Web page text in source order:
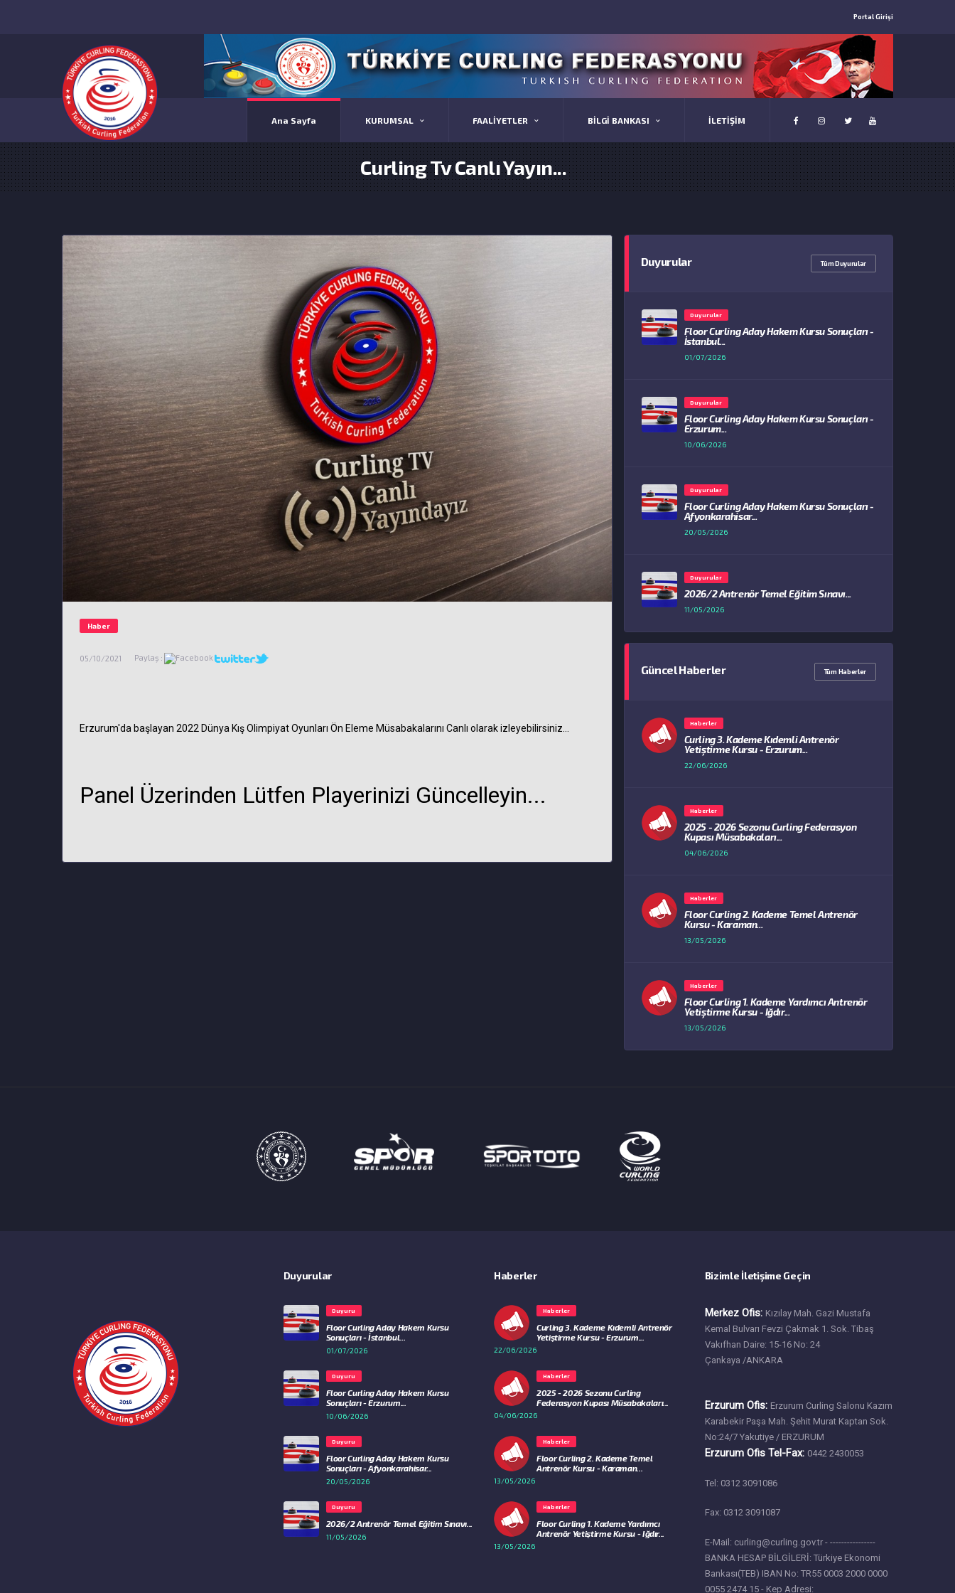
Portal Girişi
Ana Sayfa KURUMSAL FAALİYETLER BİLGİ BANKASI İLETİŞİM
Curling Tv Canlı Yayın...
Haber
05/10/2021 Paylaş :
Erzurum'da başlayan 2022 Dünya Kış Olimpiyat Oyunları Ön Eleme Müsabakalarını Canlı olarak izleyebilirsiniz...
Panel Üzerinden Lütfen Playerinizi Güncelleyin...
Duyurular Tüm Duyurular
Duyurular
Floor Curling Aday Hakem Kursu Sonuçları -
İstanbul...
01/07/2026
Duyurular
Floor Curling Aday Hakem Kursu Sonuçları -
Erzurum...
10/06/2026
Duyurular
Floor Curling Aday Hakem Kursu Sonuçları -
Afyonkarahisar...
20/05/2026
Duyurular
2026/2 Antrenör Temel Eğitim Sınavı...
11/05/2026
Güncel Haberler Tüm Haberler
Haberler
Curling 3. Kademe Kıdemli Antrenör
Yetiştirme Kursu - Erzurum...
22/06/2026
Haberler
2025 - 2026 Sezonu Curling Federasyon
Kupası Müsabakaları...
04/06/2026
Haberler
Floor Curling 2. Kademe Temel Antrenör
Kursu - Karaman...
13/05/2026
Haberler
Floor Curling 1. Kademe Yardımcı Antrenör
Yetiştirme Kursu - Iğdır...
13/05/2026
Duyurular
Duyuru
Floor Curling Aday Hakem Kursu
Sonuçları - İstanbul...
01/07/2026
Duyuru
Floor Curling Aday Hakem Kursu
Sonuçları - Erzurum...
10/06/2026
Duyuru
Floor Curling Aday Hakem Kursu
Sonuçları - Afyonkarahisar...
20/05/2026
Duyuru
2026/2 Antrenör Temel Eğitim Sınavı...
11/05/2026
Haberler
Haberler
Curling 3. Kademe Kıdemli Antrenör
Yetiştirme Kursu - Erzurum...
22/06/2026
Haberler
2025 - 2026 Sezonu Curling
Federasyon Kupası Müsabakaları...
04/06/2026
Haberler
Floor Curling 2. Kademe Temel
Antrenör Kursu - Karaman...
13/05/2026
Haberler
Floor Curling 1. Kademe Yardımcı
Antrenör Yetiştirme Kursu - Iğdır...
13/05/2026
Bizimle İletişime Geçin
Merkez Ofis: Kızılay Mah. Gazi Mustafa
Kemal Bulvarı Fevzi Çakmak 1. Sok. Tibaş
Vakıfhan Daire: 15-16 No: 24
Çankaya /ANKARA
Erzurum Ofis: Erzurum Curling Salonu Kazım
Karabekir Paşa Mah. Şehit Murat Kaptan Sok.
No:24/7 Yakutiye / ERZURUM
Erzurum Ofis Tel-Fax: 0442 2430053
Tel: 0312 3091086
Fax: 0312 3091087
E-Mail: curling@curling.gov.tr - ----------------
BANKA HESAP BİLGİLERİ: Türkiye Ekonomi
Bankası(TEB) IBAN No: TR55 0003 2000 0000
0055 2474 15 - Kep Adresi: